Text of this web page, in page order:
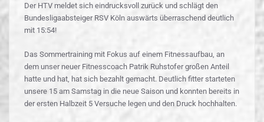
Der HTV meldet sich eindrucksvoll zurück und schlägt den
Bundesligaabsteiger RSV Köln auswärts überraschend deutlich
mit 15:54!
Das Sommertraining mit Fokus auf einem Fitnessaufbau, an
dem unser neuer Fitnesscoach Patrik Ruhstofer großen Anteil
hatte und hat, hat sich bezahlt gemacht. Deutlich fitter starteten
unsere 15 am Samstag in die neue Saison und konnten bereits in
der ersten Halbzeit 5 Versuche legen und den Druck hochhalten.